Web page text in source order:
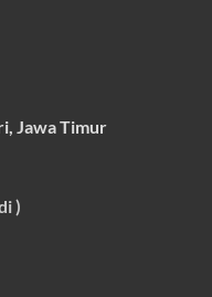
Jawa Timur
)